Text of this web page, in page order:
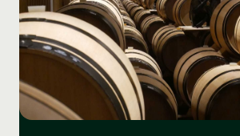
proportion accrue de cabernet
représente aujourd’hui 63% du
complété par le merlot (27%), le
et le petit verdot (3%).
L'achèvement du nouveau cuvier et des
conçus par l'architecte Jean-Michel
marqué l'entrée du château